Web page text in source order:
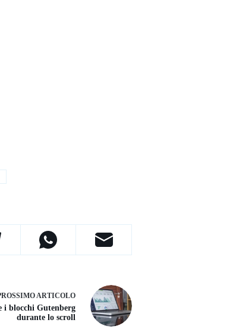
ARTICOLO
i blocchi Gutenberg
durante lo scroll